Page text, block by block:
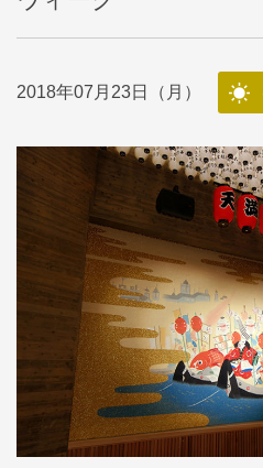
2018年07月23日（月）